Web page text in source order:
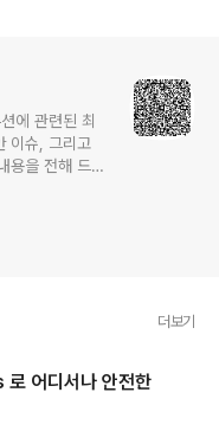
에 관련된 최
이슈, 그리고
용을 전해 드립
더보기
어디서나 안전한